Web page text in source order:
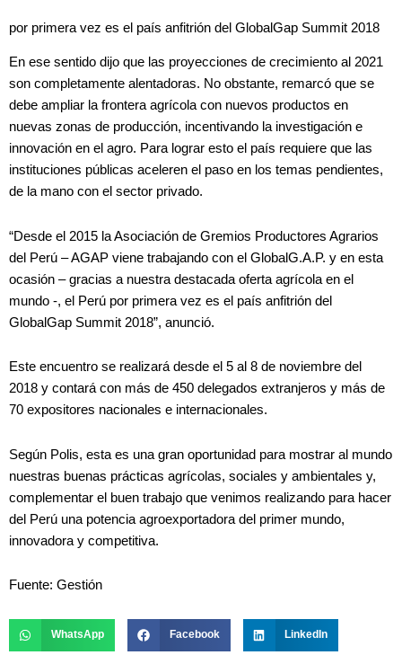
por primera vez es el país anfitrión del GlobalGap Summit 2018
En ese sentido dijo que las proyecciones de crecimiento al 2021
son completamente alentadoras. No obstante, remarcó que se
debe ampliar la frontera agrícola con nuevos productos en
nuevas zonas de producción, incentivando la investigación e
innovación en el agro. Para lograr esto el país requiere que las
instituciones públicas aceleren el paso en los temas pendientes,
de la mano con el sector privado.
“Desde el 2015 la Asociación de Gremios Productores Agrarios
del Perú – AGAP viene trabajando con el GlobalG.A.P. y en esta
ocasión – gracias a nuestra destacada oferta agrícola en el
mundo -, el Perú por primera vez es el país anfitrión del
GlobalGap Summit 2018”, anunció.
Este encuentro se realizará desde el 5 al 8 de noviembre del
2018 y contará con más de 450 delegados extranjeros y más de
70 expositores nacionales e internacionales.
Según Polis, esta es una gran oportunidad para mostrar al mundo
nuestras buenas prácticas agrícolas, sociales y ambientales y,
complementar el buen trabajo que venimos realizando para hacer
del Perú una potencia agroexportadora del primer mundo,
innovadora y competitiva.
Fuente: Gestión
WhatsApp Facebook LinkedIn